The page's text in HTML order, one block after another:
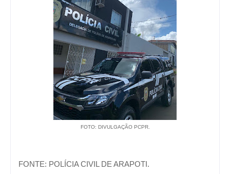
FOTO: DIVULGAÇÃO PCPR.
FONTE: POLÍCIA CIVIL DE ARAPOTI.